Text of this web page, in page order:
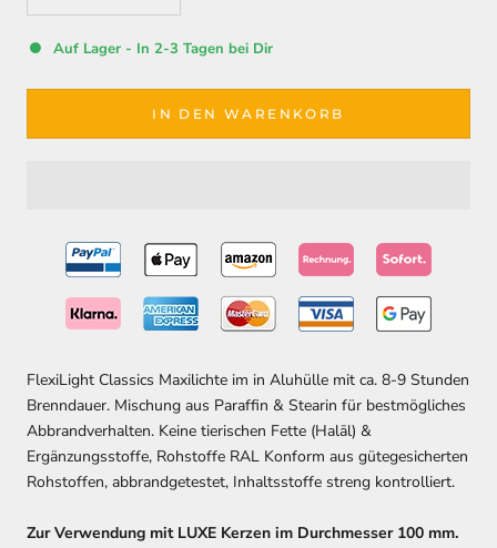
Auf Lager - In 2-3 Tagen bei Dir
IN DEN WARENKORB
FlexiLight Classics Maxilichte im in Aluhülle mit ca. 8-9 Stunden
Brenndauer. Mischung aus Paraffin & Stearin für bestmögliches
Abbrandverhalten. Keine tierischen Fette (Halāl) &
Ergänzungsstoffe, Rohstoffe RAL Konform aus gütegesicherten
Rohstoffen, abbrandgetestet, Inhaltsstoffe streng kontrolliert.
Zur Verwendung mit LUXE Kerzen im Durchmesser 100 mm.